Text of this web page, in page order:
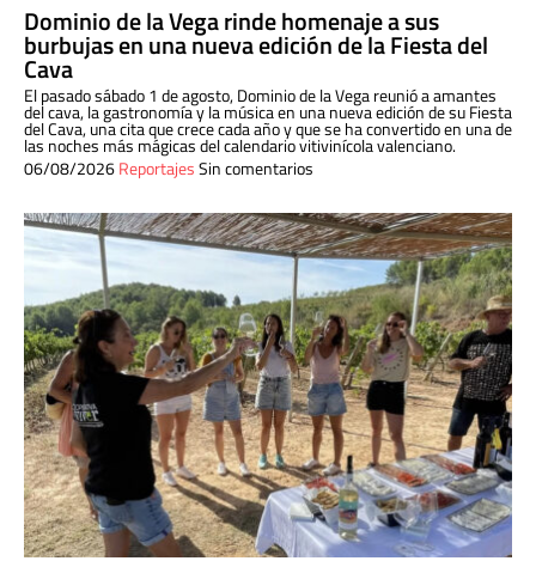
Dominio de la Vega rinde homenaje a sus
burbujas en una nueva edición de la Fiesta del
Cava
El pasado sábado 1 de agosto, Dominio de la Vega reunió a amantes
del cava, la gastronomía y la música en una nueva edición de su Fiesta
del Cava, una cita que crece cada año y que se ha convertido en una de
las noches más mágicas del calendario vitivinícola valenciano.
06/08/2026ReportajesSin comentarios